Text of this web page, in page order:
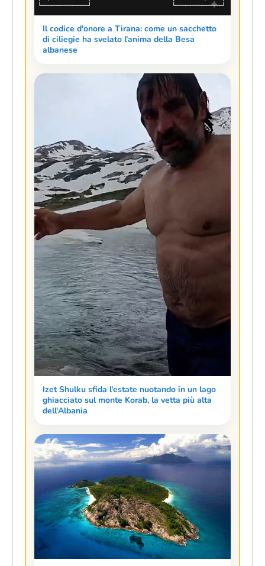
Il codice d'onore a Tirana: come un sacchetto
di ciliegie ha svelato l'anima della Besa
albanese
Izet Shulku sfida l'estate nuotando in un lago
ghiacciato sul monte Korab, la vetta più alta
dell'Albania